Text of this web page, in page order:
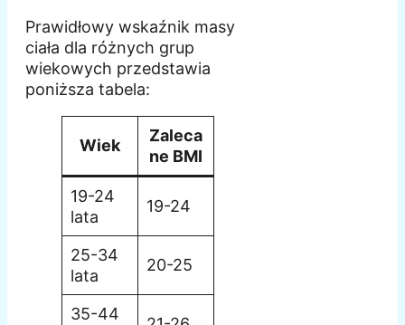
Prawidłowy wskaźnik masy
ciała dla różnych grup
wiekowych przedstawia
poniższa tabela:
Wiek
Zaleca
ne BMI
19-24
lata
19-24
25-34
lata
20-25
35-44